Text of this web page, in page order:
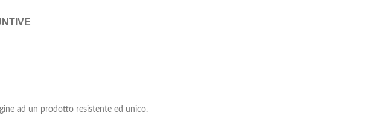
ad un prodotto resistente ed unico.